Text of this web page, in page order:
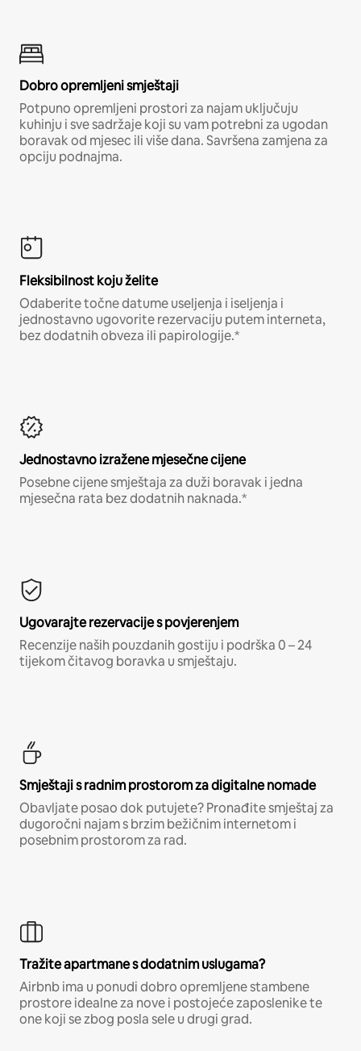
Dobro opremljeni smještaji
Potpuno opremljeni prostori za najam uključuju
kuhinju i sve sadržaje koji su vam potrebni za ugodan
boravak od mjesec ili više dana. Savršena zamjena za
opciju podnajma.
Fleksibilnost koju želite
Odaberite točne datume useljenja i iseljenja i
jednostavno ugovorite rezervaciju putem interneta,
bez dodatnih obveza ili papirologije.*
Jednostavno izražene mjesečne cijene
Posebne cijene smještaja za duži boravak i jedna
mjesečna rata bez dodatnih naknada.*
Ugovarajte rezervacije s povjerenjem
Recenzije naših pouzdanih gostiju i podrška 0 – 24
tijekom čitavog boravka u smještaju.
Smještaji s radnim prostorom za digitalne nomade
Obavljate posao dok putujete? Pronađite smještaj za
dugoročni najam s brzim bežičnim internetom i
posebnim prostorom za rad.
Tražite apartmane s dodatnim uslugama?
Airbnb ima u ponudi dobro opremljene stambene
prostore idealne za nove i postojeće zaposlenike te
one koji se zbog posla sele u drugi grad.